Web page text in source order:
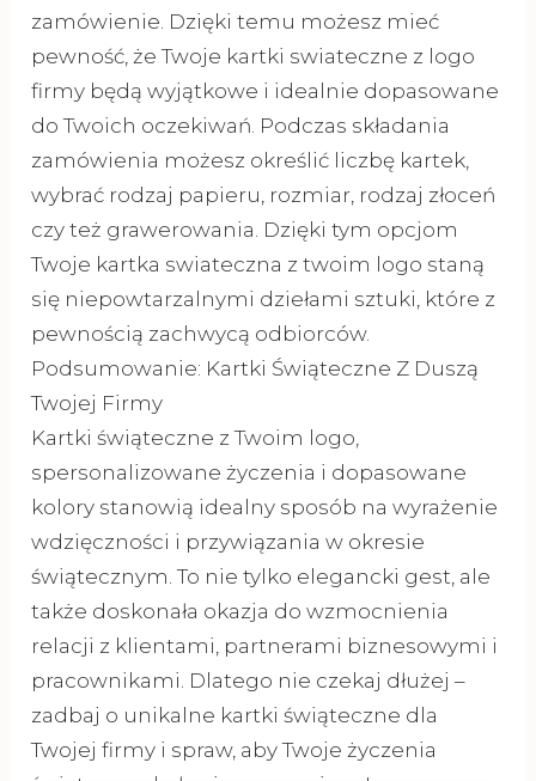
zamówienie. Dzięki temu możesz mieć
pewność, że Twoje kartki swiateczne z logo
firmy będą wyjątkowe i idealnie dopasowane
do Twoich oczekiwań. Podczas składania
zamówienia możesz określić liczbę kartek,
wybrać rodzaj papieru, rozmiar, rodzaj złoceń
czy też grawerowania. Dzięki tym opcjom
Twoje kartka swiateczna z twoim logo staną
się niepowtarzalnymi dziełami sztuki, które z
pewnością zachwycą odbiorców.
Podsumowanie: Kartki Świąteczne Z Duszą
Twojej Firmy
Kartki świąteczne z Twoim logo,
spersonalizowane życzenia i dopasowane
kolory stanowią idealny sposób na wyrażenie
wdzięczności i przywiązania w okresie
świątecznym. To nie tylko elegancki gest, ale
także doskonała okazja do wzmocnienia
relacji z klientami, partnerami biznesowymi i
pracownikami. Dlatego nie czekaj dłużej –
zadbaj o unikalne kartki świąteczne dla
Twojej firmy i spraw, aby Twoje życzenia